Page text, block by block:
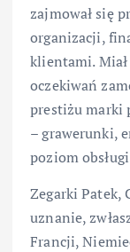
zajmował się
organizacji,
klientami.
oczekiwań
prestiżu marki
– grawerunki,
poziom
Zegarki Patek,
uznanie,
Francji,